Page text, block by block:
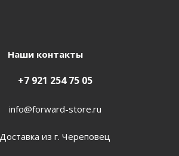
Наши контакты
+7 921 254 75 05
info@forward-store.ru
Доставка из г. Череповец